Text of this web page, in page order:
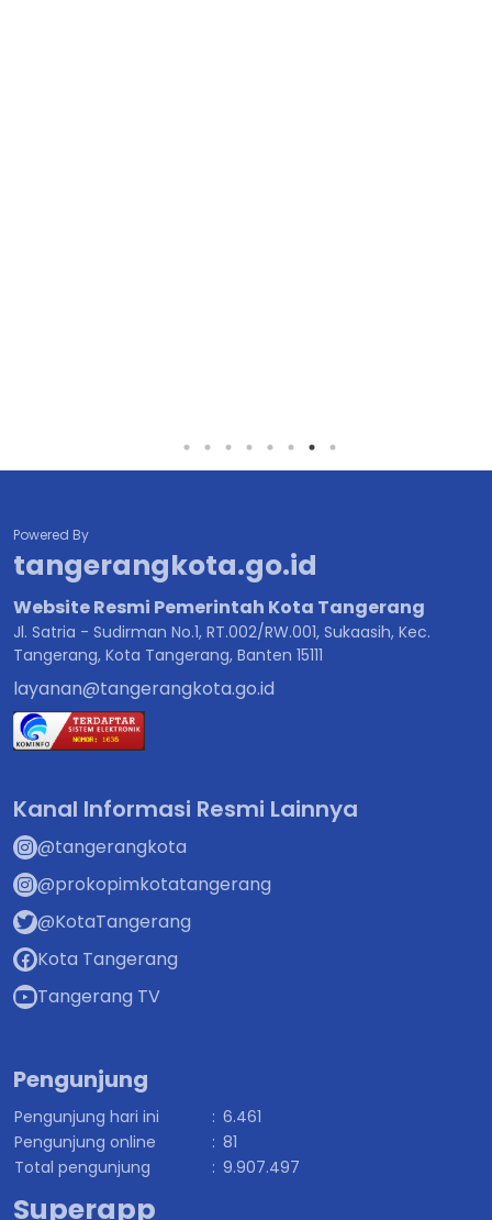
Powered By
tangerangkota.go.id
Website Resmi Pemerintah Kota Tangerang
Jl. Satria - Sudirman No.1, RT.002/RW.001, Sukaasih, Kec.
Tangerang, Kota Tangerang, Banten 15111
layanan@tangerangkota.go.id
Kanal Informasi Resmi Lainnya
@tangerangkota
@prokopimkotatangerang
@KotaTangerang
Kota Tangerang
Tangerang TV
Pengunjung
Pengunjung hari ini : 6.461
Pengunjung online
: 81
Total pengunjung
: 9.907.497
Superapp